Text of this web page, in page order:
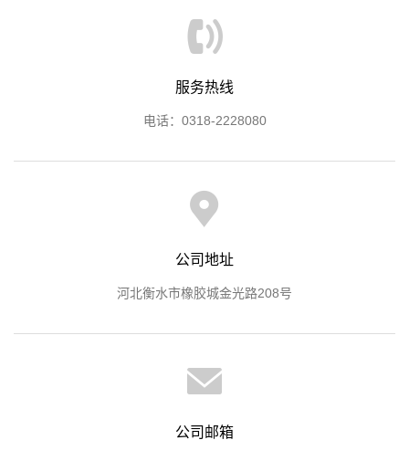
服务热线
电话：0318-2228080
公司地址
河北衡水市橡胶城金光路208号
公司邮箱